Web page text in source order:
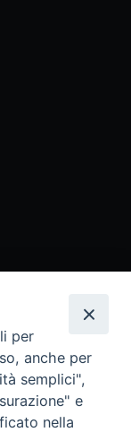
per
anche per
semplici",
e
nella